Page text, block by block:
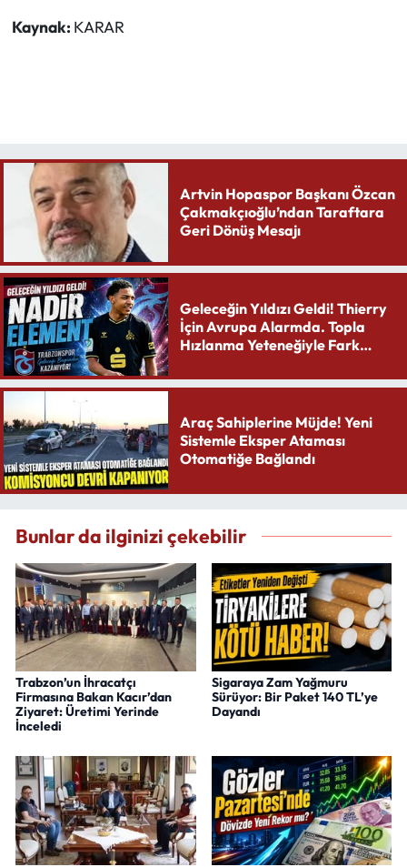
Kaynak: KARAR
Artvin Hopaspor Başkanı Özcan
Çakmakçıoğlu’ndan Taraftara
Geri Dönüş Mesajı
Geleceğin Yıldızı Geldi! Thierry
İçin Avrupa Alarmda. Topla
Hızlanma Yeteneğiyle Fark
Araç Sahiplerine Müjde! Yeni
Sistemle Eksper Ataması
Otomatiğe Bağlandı
Bunlar da ilginizi çekebilir
Trabzon’un İhracatçı
Firmasına Bakan Kacır’dan
Ziyaret: Üretimi Yerinde
İnceledi
Sigaraya Zam Yağmuru
Sürüyor: Bir Paket 140 TL’ye
Dayandı